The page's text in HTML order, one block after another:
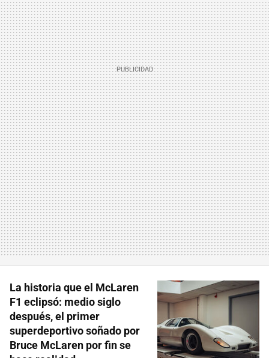
La historia que el McLaren
F1 eclipsó: medio siglo
después, el primer
superdeportivo soñado por
Bruce McLaren por fin se